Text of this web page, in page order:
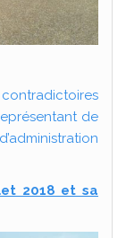
de
2018 et sa